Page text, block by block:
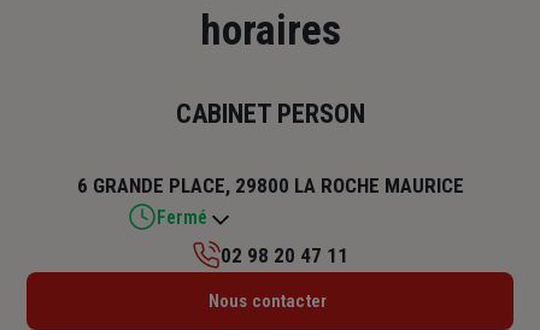
horaires
CABINET PERSON
6 GRANDE PLACE, 29800 LA ROCHE MAURICE
Fermé
Lundi : 09h – 12h / 13h30 – 18h
02 98 20 47 11
Nous contacter